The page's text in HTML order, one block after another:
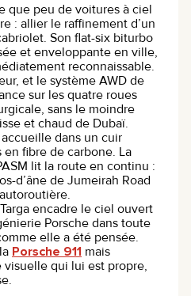
que peu de voitures à ciel
: allier le raffinement d’un
Son flat-six biturbo
et enveloppante en ville,
reconnaissable.
et le système AWD de
sur les quatre roues
sans le moindre
et chaud de Dubaï.
dans un cuir
fibre de carbone. La
lit la route en continu :
d’âne de Jumeirah Road
encadre le ciel ouvert
Porsche dans toute
elle a été pensée.
Porsche 911 mais
qui lui est propre,